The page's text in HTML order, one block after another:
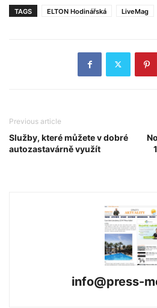
TAGS ELTON Hodinářská LiveMag
Previous article
Služby, které můžete v dobré
autozastavárně využít
info@press-